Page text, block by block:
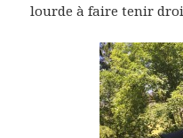
lourde à faire tenir